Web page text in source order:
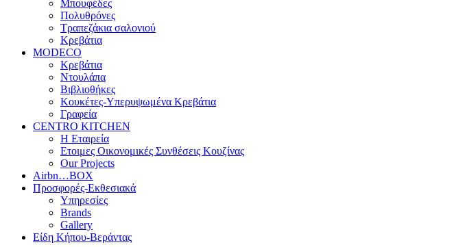
Μπουφέδες
Πολυθρόνες
Τραπεζάκια σαλονιού
Κρεβάτια
MODECO
Κρεβάτια
Ντουλάπα
Βιβλιοθήκες
Κουκέτες-Υπερυψωμένα Κρεβάτια
Γραφεία
CENTRO KITCHEN
Η Εταιρεία
Ετοιμες Οικονομικές Συνθέσεις Κουζίνας
Our Projects
Airbn…BOX
Προσφορές-Εκθεσιακά
Υπηρεσίες
Brands
Gallery
Είδη Κήπου-Βεράντας